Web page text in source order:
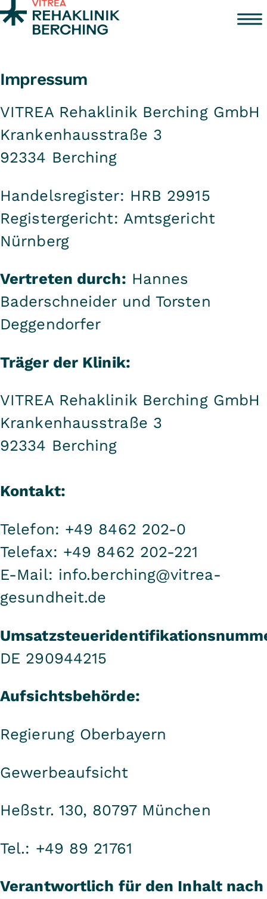
Zum Inhalt springen
Impressum
VITREA Rehaklinik Berching GmbH
Krankenhausstraße 3
92334 Berching
Handelsregister: HRB 29915
Registergericht: Amtsgericht
Nürnberg
Vertreten durch: Hannes
Baderschneider und Torsten
Deggendorfer
Träger der Klinik:
VITREA Rehaklinik Berching GmbH
Krankenhausstraße 3
92334 Berching
Kontakt:
Telefon: +49 8462 202-0
Telefax: +49 8462 202-221
E-Mail: info.berching@vitrea-
gesundheit.de
DE 290944215
Aufsichtsbehörde:
Regierung Oberbayern
Gewerbeaufsicht
Heßstr. 130, 80797 München
Tel.: +49 89 21761
Verantwortlich für den Inhalt nach